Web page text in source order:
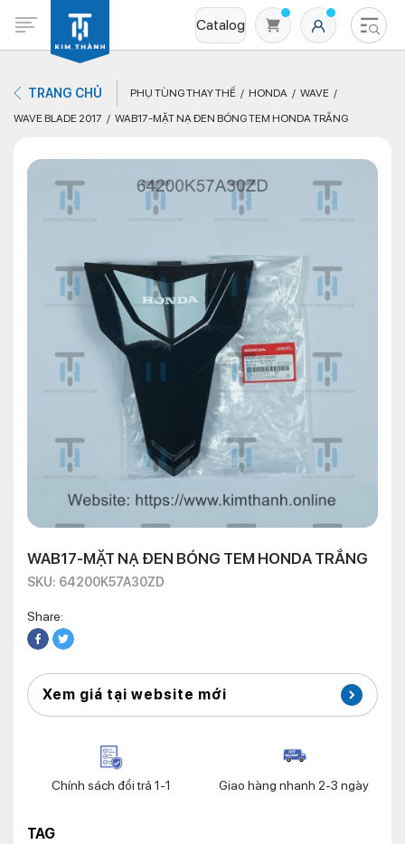
Catalog
TRANG CHỦ PHỤ TÙNG THAY THẾ HONDA
WAVE
WAVE BLADE 2017
WAB17-MẶT NẠ ĐEN BÓNG TEM HONDA TRẮNG
WAB17-MẶT NẠ ĐEN BÓNG TEM HONDA TRẮNG
SKU: 64200K57A30ZD
Share:
Xem giá tại website mới
Chính sách đổi trả 1-1 Giao hàng nhanh 2-3 ngày
TAG